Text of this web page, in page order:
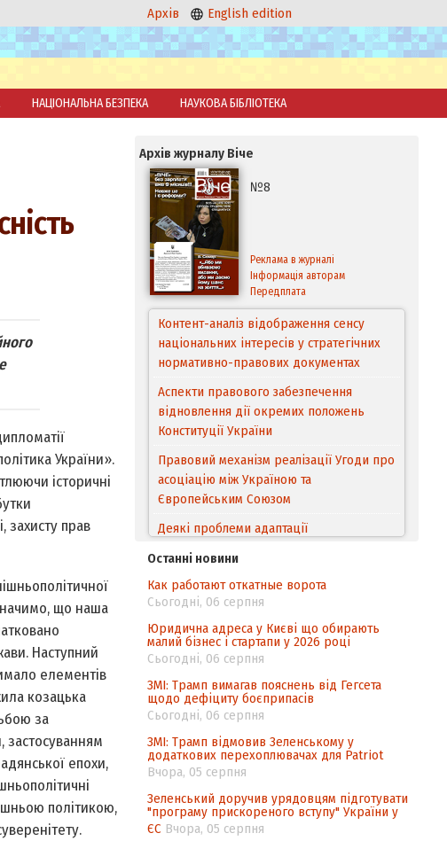
Архів English edition
НАЦІОНАЛЬНА БЕЗПЕКА НАУКОВА БІБЛІОТЕКА
України».
історичні
захисту прав
що наша
Наступний
елементів
козацька
за
застосуванням
епохи,
політикою,
Архів журналу Віче
№8
Реклама в журналі
Інформація авторам
Передплата
Контент-аналіз відображення сенсу
національних інтересів у стратегічних
нормативно-правових документах
Аспекти правового забезпечення
відновлення дії окремих положень
Конституції України
Правовий механізм реалізації Угоди про
асоціацію між Україною та
Європейським Cоюзом
Деякі проблеми адаптації
походження товарів відповідно до
Угоди про торговельні аспекти прав
інтелектуальної власності (TRIPS) у
контексті євроінтеграції
Аналіз виборчого законодавства щодо
підрахунку голосів виборців
Інформаційна безпека суспільства
Останні новини
Как работают откатные ворота
Сьогодні, 06 серпня
Юридична адреса у Києві що обирають
малий бізнес і стартапи у 2026 році
Сьогодні, 06 серпня
ЗМІ: Трамп вимагав пояснень від Гегсета
щодо дефіциту боєприпасів
Сьогодні, 06 серпня
ЗМІ: Трамп відмовив Зеленському у
додаткових перехоплювачах для Patriot
Вчора, 05 серпня
Зеленський доручив урядовцям підготувати
"програму прискореного вступу" України у
ЄС Вчора, 05 серпня